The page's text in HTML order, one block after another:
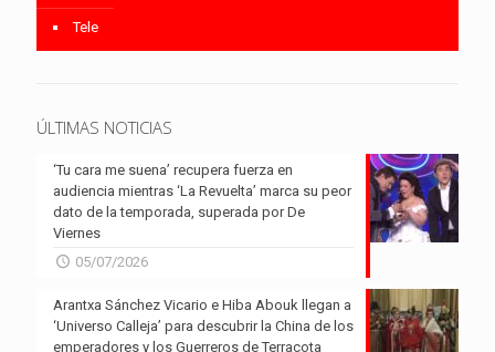
Tele
ÚLTIMAS NOTICIAS
‘Tu cara me suena’ recupera fuerza en
audiencia mientras ‘La Revuelta’ marca su peor
dato de la temporada, superada por De
Viernes
05/07/2026
Arantxa Sánchez Vicario e Hiba Abouk llegan a
‘Universo Calleja’ para descubrir la China de los
emperadores y los Guerreros de Terracota